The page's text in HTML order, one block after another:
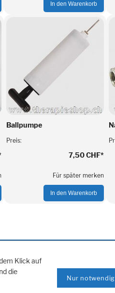
In den Warenkorb
Ballpumpe
Preis:
7,50 CHF*
Für später merken
In den Warenkorb
Zahlungsmöglichkeiten:
Klick auf
die
Nur